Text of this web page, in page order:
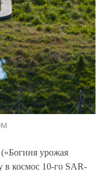
урожая
в космос 10-го SAR-